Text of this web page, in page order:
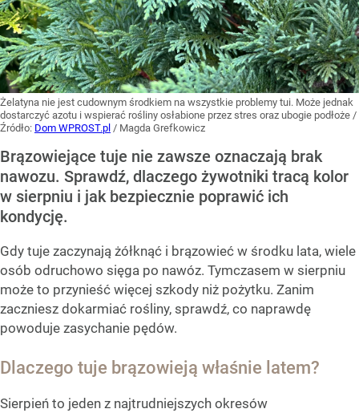
Żelatyna nie jest cudownym środkiem na wszystkie problemy tui. Może jednak
dostarczyć azotu i wspierać rośliny osłabione przez stres oraz ubogie podłoże /
Źródło: Dom WPROST.pl / Magda Grefkowicz
Brązowiejące tuje nie zawsze oznaczają brak
nawozu. Sprawdź, dlaczego żywotniki tracą kolor
w sierpniu i jak bezpiecznie poprawić ich
kondycję.
Gdy tuje zaczynają żółknąć i brązowieć w środku lata, wiele
osób odruchowo sięga po nawóz. Tymczasem w sierpniu
może to przynieść więcej szkody niż pożytku. Zanim
zaczniesz dokarmiać rośliny, sprawdź, co naprawdę
powoduje zasychanie pędów.
Dlaczego tuje brązowieją właśnie latem?
Sierpień to jeden z najtrudniejszych okresów